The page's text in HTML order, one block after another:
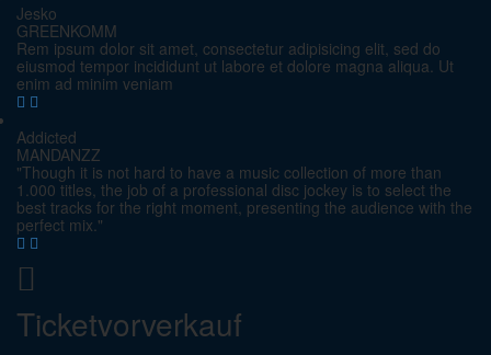
Jesko
GREENKOMM
Rem ipsum dolor sit amet, consectetur adipisicing elit, sed do
eiusmod tempor incididunt ut labore et dolore magna aliqua. Ut
enim ad minim veniam
Addicted
MANDANZZ
"Though it is not hard to have a music collection of more than
1.000 titles, the job of a professional disc jockey is to select the
best tracks for the right moment, presenting the audience with the
perfect mix."
Ticketvorverkauf